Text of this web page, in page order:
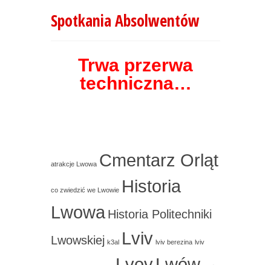
Spotkania Absolwentów
Trwa przerwa
techniczna…
atrakcje Lwowa Cmentarz Orląt
co zwiedzić we Lwowie Historia
Lwowa Historia Politechniki
Lwowskiej k3al Lviv lviv berezina lviv